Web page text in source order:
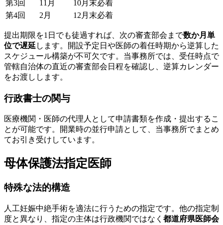
第3回 11月
10月末必着
第4回
2月 12月末必着
提出期限を1日でも徒過すれば、次の審査部会まで数か月単
位で遅延 します。開設予定日や医師の着任時期から逆算した
スケジュール構築が不可欠です。当事務所では、受任時点で
管轄自治体の直近の審査部会日程を確認し、逆算カレンダー
をお渡しします。
行政書士の関与
医療機関・医師の代理人として申請書類を作成・提出するこ
とが可能です。開業時の並行申請として、当事務所でまとめ
てお引き受けしています。
母体保護法指定医師
特殊な法的構造
人工妊娠中絶手術を適法に行うための指定です。他の指定制
度と異なり、指定の主体は行政機関ではなく 都道府県医師会